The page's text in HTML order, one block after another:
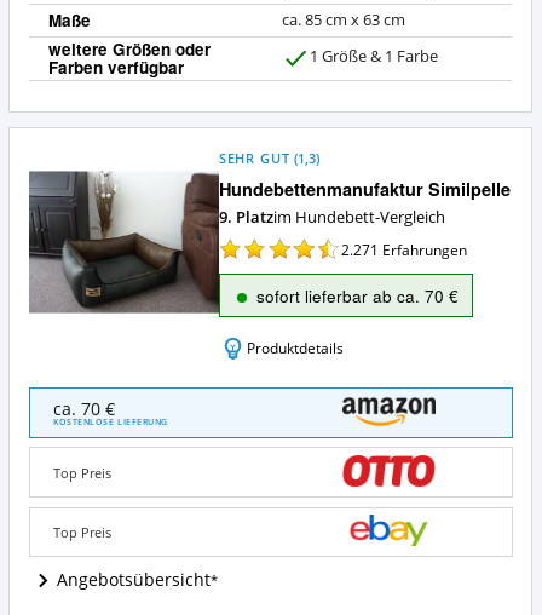
Maße ca. 85 cm x 63 cm
weitere Größen oder
Farben verfügbar 1 Größe & 1 Farbe
Hundebettenmanufaktur Similpelle
SEHR GUT (1,3)
9. Platzim Hundebett-Vergleich
2.271 Erfahrungen
sofort lieferbar ab ca. 70 €
Produktdetails
Hundebettenmanufaktur
Similpelle
Angebote:
dieses
Hundebett
erhältlich?
ca. 70 €
KOSTENLOSE LIEFERUNG
Top Preis
Top Preis
Angebotsübersicht